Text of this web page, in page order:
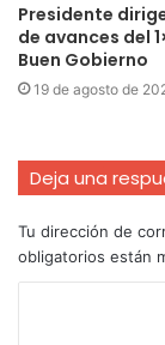
Presidente
de avances del
Buen Gobierno
19 de agosto de
Deja una
Tu dirección de
obligatorios están